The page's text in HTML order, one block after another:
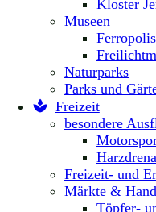
Kloster
Museen
Ferropolis
Naturparks
Parks und
Freizeit
besondere
Freizeit- und
Märkte &
Töpfer-